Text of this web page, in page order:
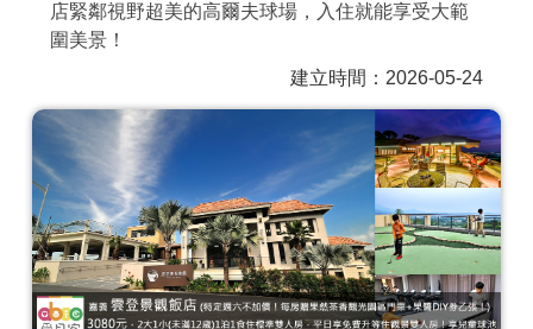
推薦景點
聯絡我們
APP下載
店緊鄰視野超美的高爾夫球場，入住就能享受大範
圍美景！
建立時間：2026-05-24